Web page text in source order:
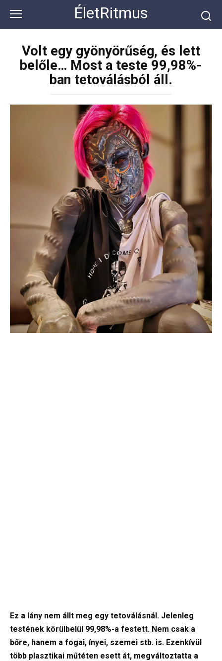
контенту
ÉletRitmus
Volt egy gyönyörűség, és lett
belőle… Most a teste 99,98%-
ban tetoválásból áll.
Ez a lány nem állt meg egy tetoválásnál. Jelenleg
testének körülbelül 99,98%-a festett. Nem csak a
bőre, hanem a fogai, ínyei, szemei stb. is. Ezenkívül
több plasztikai műtéten esett át, megváltoztatta a